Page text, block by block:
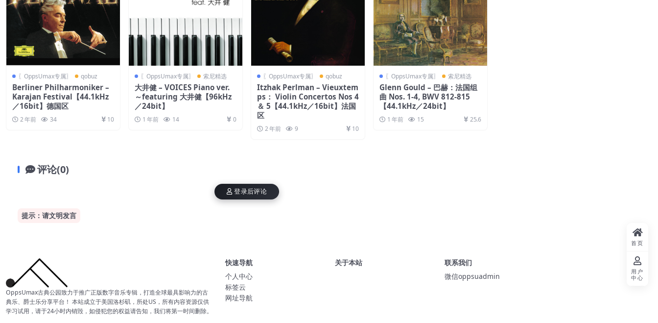
〖OppsUmax专属〗 qobuz
Berliner Philharmoniker –
Karajan Festival【44.1kHz
／16bit】德国区
2 年前 34 10
〖OppsUmax专属〗 索尼精选
大井健 – VOICES Piano ver.
～featuring 大井健【96kHz
／24bit】
1 年前 14 0
〖OppsUmax专属〗 qobuz
Itzhak Perlman – Vieuxtem
ps： Violin Concertos Nos 4
＆ 5【44.1kHz／16bit】法国
区
2 年前 9 10
〖OppsUmax专属〗 索尼精选
Glenn Gould – 巴赫：法国组
曲 Nos. 1-4, BWV 812-815
【44.1kHz／24bit】
1 年前 15 25.6
评论(0)
提示：请文明发言
登录后评论
OppsUmax古典公园致力于推广正版数字音乐专辑，打造全球最具影响力的古
典乐、爵士乐分享平台！ 本站成立于美国洛杉矶，所处US，所有内容资源仅供
学习试用，请于24小时内销毁，如侵犯您的权益请告知，我们将第一时间删除。
快速导航
个人中心
标签云
网址导航
关于本站
联系我们
微信oppsuadmin
首页
用户
中心